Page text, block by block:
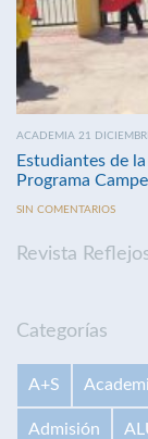
ACADEMIA 21
Estudiantes de
Programa
SIN COMENTARIOS
Revista
Categorías
A+S
Admisión